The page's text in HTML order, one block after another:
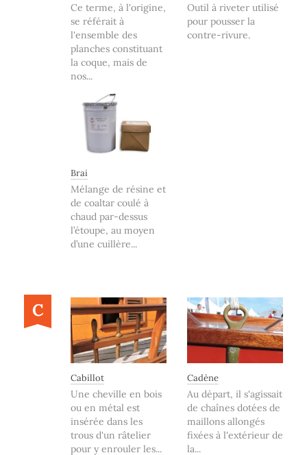
Ce terme, à l'origine,
se référait à
l'ensemble des
planches constituant
la coque, mais de
nos...
Outil à riveter utilisé
pour pousser la
contre-rivure.
Brai
Mélange de résine et
de coaltar coulé à
chaud par-dessus
l’étoupe, au moyen
d’une cuillère...
C
Cabillot
Une cheville en bois
ou en métal est
insérée dans les
trous d'un râtelier
pour y enrouler les...
Cadène
Au départ, il s'agissait
de chaînes dotées de
maillons allongés
fixées à l'extérieur de
la...